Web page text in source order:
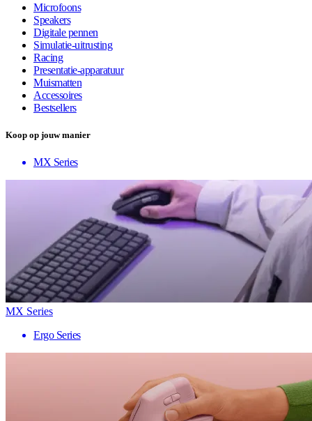
Microfoons
Speakers
Digitale pennen
Simulatie-uitrusting
Racing
Presentatie-apparatuur
Muismatten
Accessoires
Bestsellers
Koop op jouw manier
MX Series
MX Series
Ergo Series